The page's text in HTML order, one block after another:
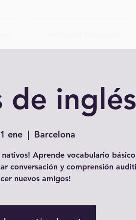
de inglés
ene
  |
Barcelona
Aprende vocabulario
conversación y comprensión
nuevos amigos!